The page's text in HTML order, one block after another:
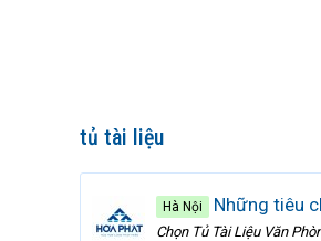
tủ tài liệu
Hà Nội Những tiêu
Chọn Tủ Tài Liệu Văn